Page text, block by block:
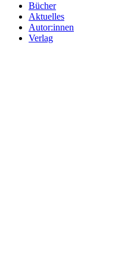
Bücher
Aktuelles
Autor:innen
Verlag